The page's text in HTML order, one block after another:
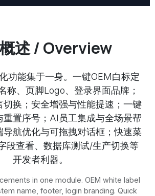
述 / Overview
功能集于一身。一键OEM白标定
称、页脚Logo、登录界面品牌；
切换；安全增强与性能提速；一键
重置序号；AI员工集成与全场景帮
导航优化与可拖拽对话框；快速菜
段查看、数据库测试/生产切换等
开发者利器。
in one module. OEM white label
name, footer, login branding. Quick